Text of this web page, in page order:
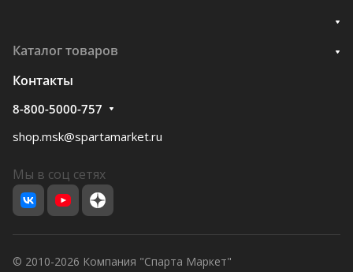
Каталог товаров
Контакты
8-800-5000-757
shop.msk@spartamarket.ru
Мы в соц сетях
© 2010-2026 Компания "Спарта Маркет"